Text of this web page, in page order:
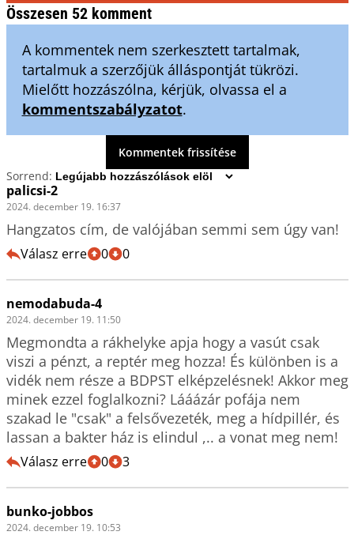
Összesen 52 komment
A kommentek nem szerkesztett tartalmak,
tartalmuk a szerzőjük álláspontját tükrözi.
Mielőtt hozzászólna, kérjük, olvassa el a
kommentszabályzatot.
Kommentek frissítése
Sorrend:
palicsi-2
2024. december 19. 16:37
Hangzatos cím, de valójában semmi sem úgy van!
Válasz erre 0 0
nemodabuda-4
2024. december 19. 11:50
Megmondta a rákhelyke apja hogy a vasút csak
viszi a pénzt, a reptér meg hozza! És különben is a
vidék nem része a BDPST elképzelésnek! Akkor meg
minek ezzel foglalkozni? Lááázár pofája nem
szakad le "csak" a felsővezeték, meg a hídpillér, és
lassan a bakter ház is elindul ,.. a vonat meg nem!
Válasz erre 0 3
bunko-jobbos
2024. december 19. 10:53